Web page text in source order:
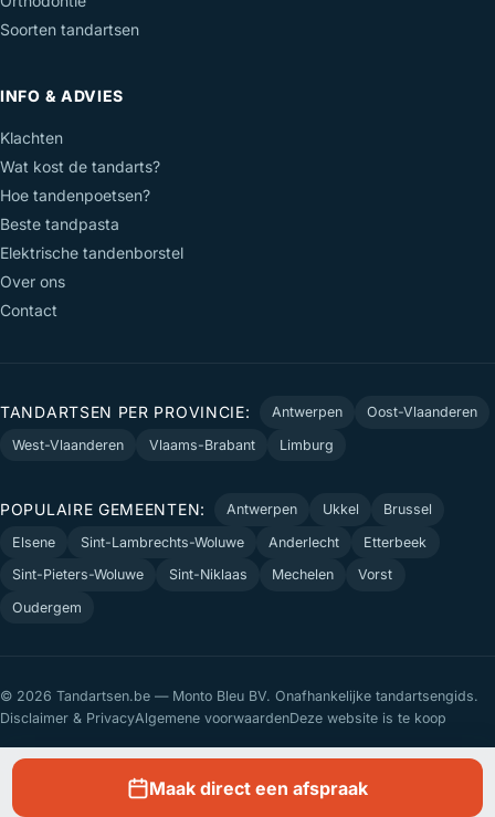
Soorten tandartsen
INFO & ADVIES
Klachten
Wat kost de tandarts?
Hoe tandenpoetsen?
Beste tandpasta
Elektrische tandenborstel
Over ons
Contact
TANDARTSEN PER PROVINCIE: Antwerpen
Oost-Vlaanderen
West-Vlaanderen
Vlaams-Brabant Limburg
POPULAIRE GEMEENTEN: Antwerpen Ukkel
Brussel
Elsene
Sint-Lambrechts-Woluwe Anderlecht
Etterbeek
Sint-Pieters-Woluwe
Sint-Niklaas Mechelen
Vorst
Oudergem
© 2026 Tandartsen.be — Monto Bleu BV. Onafhankelijke tandartsengids.
Disclaimer & PrivacyAlgemene voorwaardenDeze website is te koop
Maak direct een afspraak